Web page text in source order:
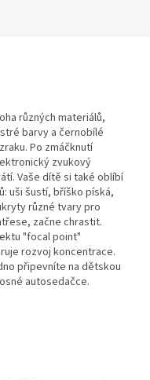
různých materiálů,
barvy a černobílé
Po zmáčknutí
zvukový
Vaše dítě si také oblíbí
uši šustí, bříško píská,
různé tvary pro
začne chrastit.
"focal point"
rozvoj koncentrace.
připevníte na dětskou
autosedačce.